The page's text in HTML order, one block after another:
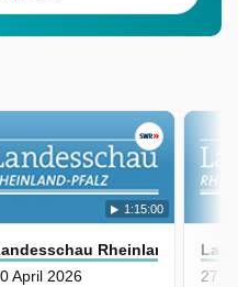
1:15:00
Rheinland-Pfalz
April 2026
27